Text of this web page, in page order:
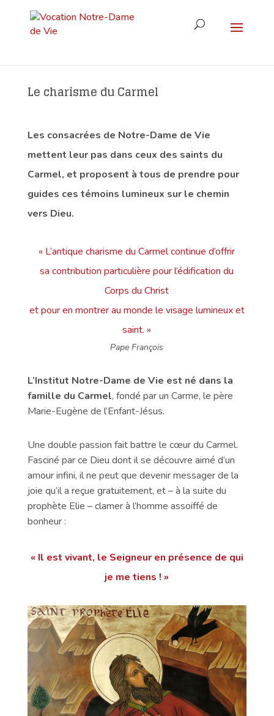
Le charisme du Carmel
Les consacrées de Notre-Dame de Vie
mettent leur pas dans ceux des saints du
Carmel, et proposent à tous de prendre pour
guides ces témoins lumineux sur le chemin
vers Dieu.
« L’antique charisme du Carmel continue d’offrir
sa contribution particulière pour l’édification du
Corps du Christ
et pour en montrer au monde le visage lumineux et
saint. »
Pape François
L’Institut Notre-Dame de Vie est né dans la
famille du Carmel, fondé par un Carme, le père
Marie-Eugène de l’Enfant-Jésus.
Une double passion fait battre le cœur du Carmel.
Fasciné par ce Dieu dont il se découvre aimé d’un
amour infini, il ne peut que devenir messager de la
joie qu’il a reçue gratuitement, et – à la suite du
prophète Elie – clamer à l’homme assoiffé de
bonheur :
« Il est vivant, le Seigneur en présence de qui
je me tiens ! »